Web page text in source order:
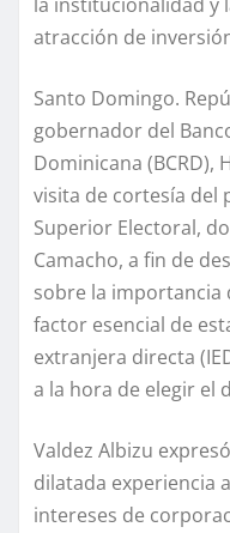
atracción de
Santo Domingo. Repú
gobernador del
Dominicana (BCRD),
visita de cortesía del
Superior Electoral,
Camacho, a fin de
sobre la importancia
factor esencial de
extranjera directa
a la hora de elegir el
Valdez Albizu
dilatada experiencia
intereses de